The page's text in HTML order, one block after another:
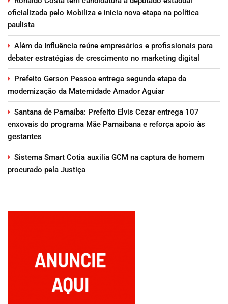
oficializada pelo Mobiliza e inicia nova etapa na política
paulista
Além da Influência reúne empresários e profissionais para
debater estratégias de crescimento no marketing digital
Prefeito Gerson Pessoa entrega segunda etapa da
modernização da Maternidade Amador Aguiar
Santana de Parnaíba: Prefeito Elvis Cezar entrega 107
enxovais do programa Mãe Parnaibana e reforça apoio às
gestantes
Sistema Smart Cotia auxilia GCM na captura de homem
procurado pela Justiça